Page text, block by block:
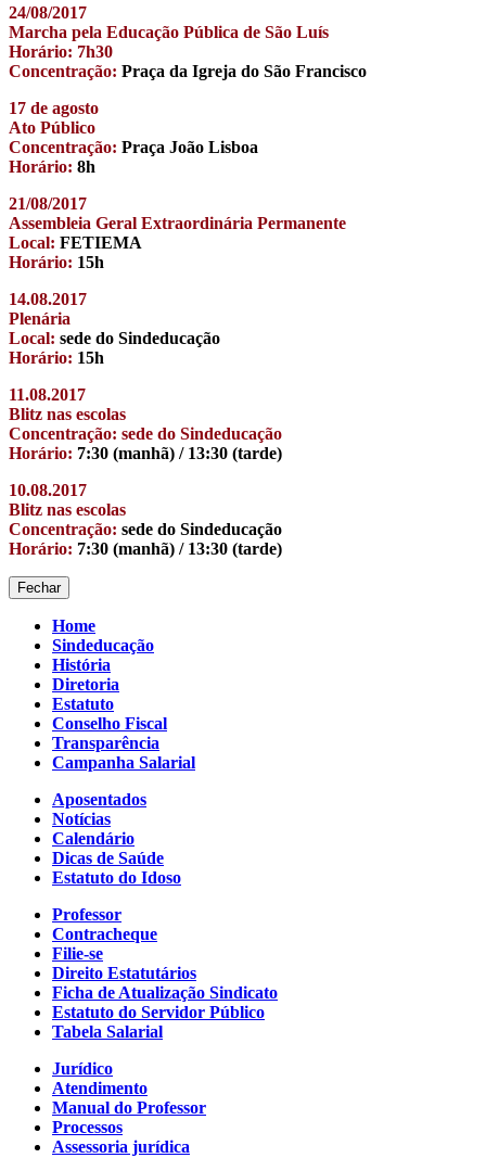
24/08/2017
Marcha pela Educação Pública de São Luís
Horário: 7h30
Concentração: Praça da Igreja do São Francisco
17 de agosto
Ato Público
Concentração: Praça João Lisboa
Horário: 8h
21/08/2017
Assembleia Geral Extraordinária Permanente
Local: FETIEMA
Horário: 15h
14.08.2017
Plenária
Local: sede do Sindeducação
Horário: 15h
11.08.2017
Blitz nas escolas
Concentração: sede do Sindeducação
Horário: 7:30 (manhã) / 13:30 (tarde)
10.08.2017
Blitz nas escolas
Concentração: sede do Sindeducação
Horário: 7:30 (manhã) / 13:30 (tarde)
Fechar
Home
Sindeducação
História
Diretoria
Estatuto
Conselho Fiscal
Transparência
Campanha Salarial
Aposentados
Notícias
Calendário
Dicas de Saúde
Estatuto do Idoso
Professor
Contracheque
Filie-se
Direito Estatutários
Ficha de Atualização Sindicato
Estatuto do Servidor Público
Tabela Salarial
Jurídico
Atendimento
Manual do Professor
Processos
Assessoria jurídica